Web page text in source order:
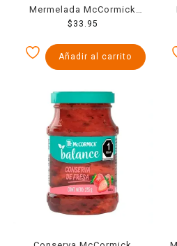
Mermelada McCormick
zarzamora 270 g
$ 33.95
Añadir al carrito